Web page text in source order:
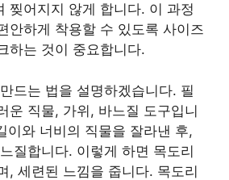
찢어지지 않게 합니다. 이 과정
안하게 착용할 수 있도록 사이즈
하는 것이 중요합니다.
드는 법을 설명하겠습니다. 필
운 직물, 가위, 바느질 도구입니
이와 너비의 직물을 잘라낸 후,
질합니다. 이렇게 하면 목도리
, 세련된 느낌을 줍니다. 목도리